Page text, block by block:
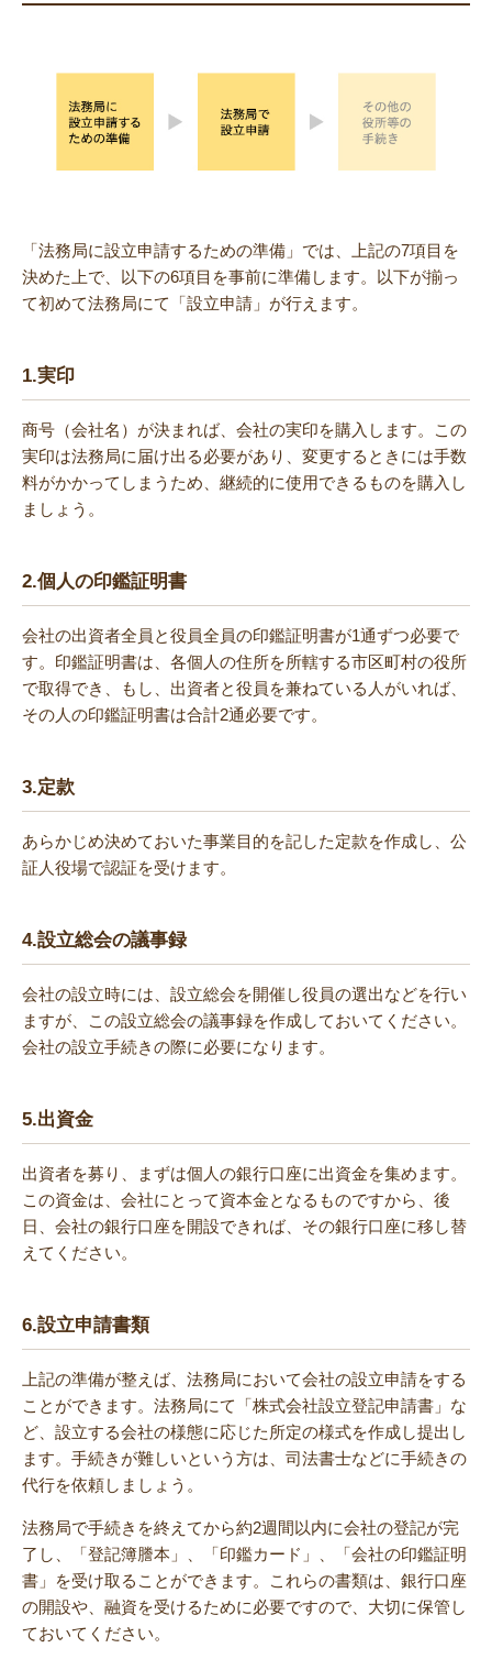
「法務局に設立申請するための準備」では、上記の7項目を
決めた上で、以下の6項目を事前に準備します。以下が揃っ
て初めて法務局にて「設立申請」が行えます。
1.実印
商号（会社名）が決まれば、会社の実印を購入します。この
実印は法務局に届け出る必要があり、変更するときには手数
料がかかってしまうため、継続的に使用できるものを購入し
ましょう。
2.個人の印鑑証明書
会社の出資者全員と役員全員の印鑑証明書が1通ずつ必要で
す。印鑑証明書は、各個人の住所を所轄する市区町村の役所
で取得でき、もし、出資者と役員を兼ねている人がいれば、
その人の印鑑証明書は合計2通必要です。
3.定款
あらかじめ決めておいた事業目的を記した定款を作成し、公
証人役場で認証を受けます。
4.設立総会の議事録
会社の設立時には、設立総会を開催し役員の選出などを行い
ますが、この設立総会の議事録を作成しておいてください。
会社の設立手続きの際に必要になります。
5.出資金
出資者を募り、まずは個人の銀行口座に出資金を集めます。
この資金は、会社にとって資本金となるものですから、後
日、会社の銀行口座を開設できれば、その銀行口座に移し替
えてください。
6.設立申請書類
上記の準備が整えば、法務局において会社の設立申請をする
ことができます。法務局にて「株式会社設立登記申請書」な
ど、設立する会社の様態に応じた所定の様式を作成し提出し
ます。手続きが難しいという方は、司法書士などに手続きの
代行を依頼しましょう。
法務局で手続きを終えてから約2週間以内に会社の登記が完
了し、「登記簿謄本」、「印鑑カード」、「会社の印鑑証明
書」を受け取ることができます。これらの書類は、銀行口座
の開設や、融資を受けるために必要ですので、大切に保管し
ておいてください。